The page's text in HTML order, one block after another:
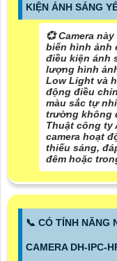
KIỆN ÁNH SÁNG
💞 Camera
biến hình ảnh
điều kiện ánh
lượng hình
Low Light và
động điều
màu sắc tự
trường không
Thuật công ty
camera hoạt
thiếu sáng,
đêm hoặc
📞 CÓ TÍNH NĂNG
CAMERA DH-IPC-